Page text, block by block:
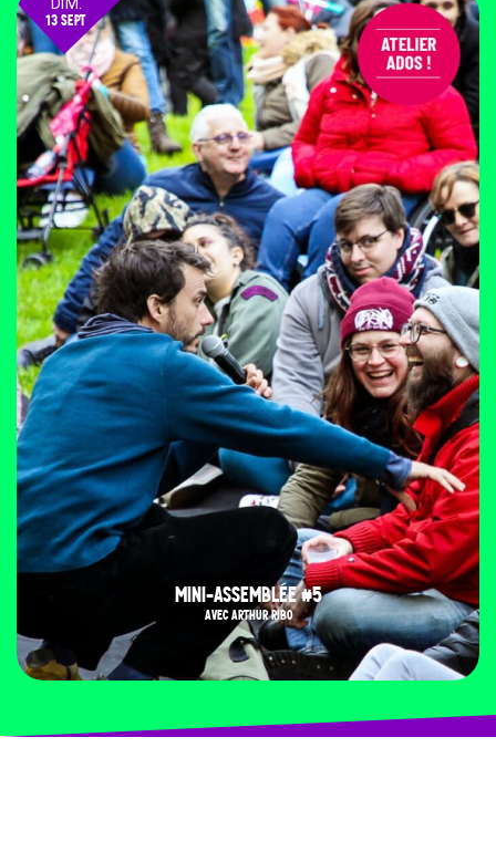
DIM.
13 SEPT
MINI-ASSEMBLÉE #5
AVEC ARTHUR RIBO